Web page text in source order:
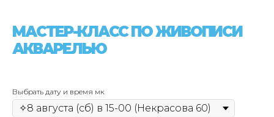
МАСТЕР-КЛАСС ПО ЖИВОПИСИ
АКВАРЕЛЬЮ
Выбрать дату и время мк